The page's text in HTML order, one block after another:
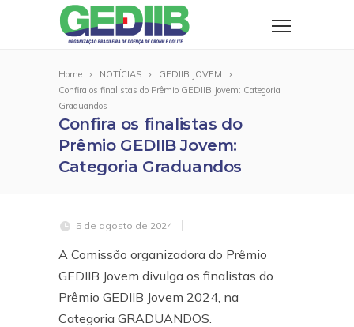
Home NOTÍCIAS
GEDIIB JOVEM
Confira os finalistas do Prêmio GEDIIB Jovem: Categoria
Graduandos
Confira os finalistas do
Prêmio GEDIIB Jovem:
Categoria Graduandos
5 de agosto de 2024
A Comissão organizadora do Prêmio
GEDIIB Jovem divulga os finalistas do
Prêmio GEDIIB Jovem 2024, na
Categoria GRADUANDOS.